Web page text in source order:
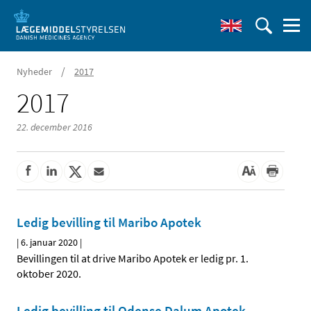
Nyheder / 2017
2017
22. december 2016
Ledig bevilling til Maribo Apotek
|6. januar 2020 |
Bevillingen til at drive Maribo Apotek er ledig pr. 1.
oktober 2020.